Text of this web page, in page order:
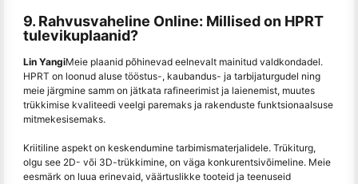
9. Rahvusvaheline Online: Millised on HPRT
tulevikuplaanid?
Lin YangiMeie plaanid põhinevad eelnevalt mainitud valdkondadel.
HPRT on loonud aluse tööstus-, kaubandus- ja tarbijaturgudel ning
meie järgmine samm on jätkata rafineerimist ja laienemist, muutes
trükkimise kvaliteedi veelgi paremaks ja rakenduste funktsionaalsuse
mitmekesisemaks.
Kriitiline aspekt on keskendumine tarbimismaterjalidele. Trükiturg,
olgu see 2D- või 3D-trükkimine, on väga konkurentsivõimeline. Meie
eesmärk on luua erinevaid, väärtuslikke tooteid ja teenuseid